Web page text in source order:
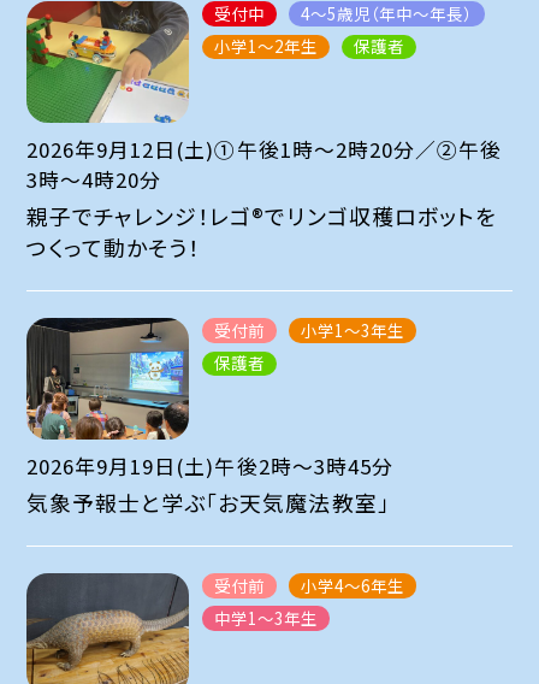
受付中
4～5歳児（年中～年長）
小学1～2年生
保護者
2026年9月12日(土)①午後1時～2時20分／②午後
3時～4時20分
親子でチャレンジ！レゴ®でリンゴ収穫ロボットを
つくって動かそう！
受付前
小学1～3年生
保護者
2026年9月19日(土)午後2時～3時45分
気象予報士と学ぶ「お天気魔法教室」
受付前
小学4～6年生
中学1～3年生